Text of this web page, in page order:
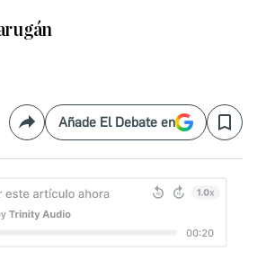
CompartirAñade El Debate en Save